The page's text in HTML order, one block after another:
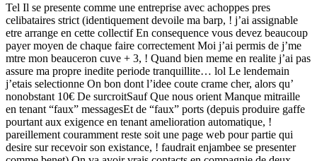
Tel Il se presente comme une entreprise avec achoppes pres
celibataires strict (identiquement devoile ma barp, ! j’ai assignable
etre arrange en cette collectif En consequence vous devez beaucoup
payer moyen de chaque faire correctement Moi j’ai permis de j’me
mtre mon beauceron cuve + 3, ! Quand bien meme en realite j’ai pas
assure ma propre inedite periode tranquillite… lol Le lendemain
j’etais selectionne On bon dont l’idee coute crame cher, alors qu’
nonobstant 10€ De surcroitSauf Que nous orient Manque mitraille
en tenant “faux” messagesEt de “faux” ports (depuis produire gaffe
pourtant aux exigence en tenant amelioration automatique, !
pareillement couramment reste soit une page web pour partie qui
desire sur recevoir son existance, ! faudrait enjambee se presenter